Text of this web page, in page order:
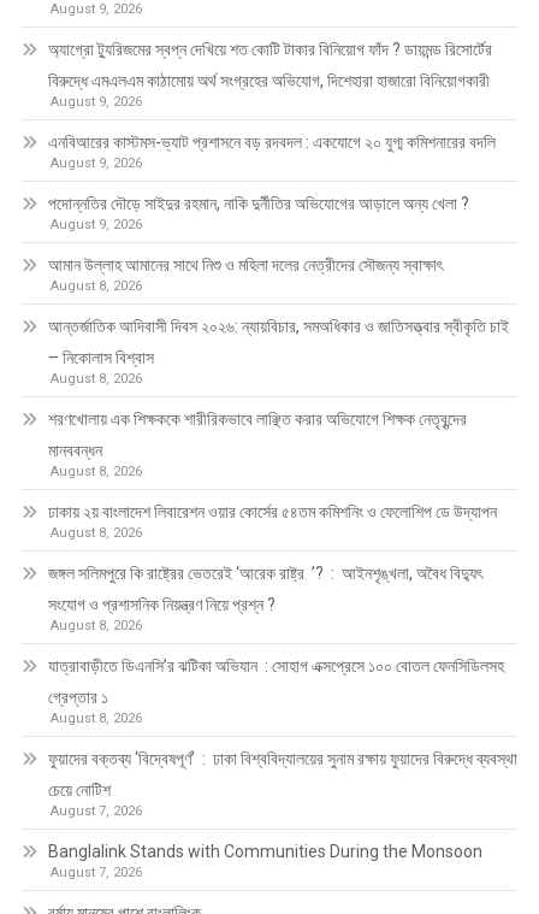
August 9, 2026
অ্যাগ্রো ট্যুরিজমের স্বপ্ন দেখিয়ে শত কোটি টাকার বিনিয়োগ ফাঁদ ? ডায়মন্ড রিসোর্টের
বিরুদ্ধে এমএলএম কাঠামোয় অর্থ সংগ্রহের অভিযোগ, দিশেহারা হাজারো বিনিয়োগকারী
August 9, 2026
এনবিআরের কাস্টমস-ভ্যাট প্রশাসনে বড় রদবদল : একযোগে ২০ যুগ্ম কমিশনারের বদলি
August 9, 2026
পদোন্নতির দৌড়ে সাইদুর রহমান, নাকি দুর্নীতির অভিযোগের আড়ালে অন্য খেলা ?
August 9, 2026
আমান উল্লাহ আমানের সাথে নিশু ও মহিলা দলের নেত্রীদের সৌজন্য স্বাক্ষাৎ
August 8, 2026
আন্তর্জাতিক আদিবাসী দিবস ২০২৬: ন্যায়বিচার, সমঅধিকার ও জাতিসত্ত্বার স্বীকৃতি চাই
– নিকোলাস বিশ্বাস
August 8, 2026
শরণখোলায় এক শিক্ষককে শারীরিকভাবে লাঞ্ছিত করার অভিযোগে শিক্ষক নেতৃবৃন্দের
মানববন্ধন
August 8, 2026
ঢাকায় ২য় বাংলাদেশ লিবারেশন ওয়ার কোর্সের ৫৪তম কমিশনিং ও ফেলোশিপ ডে উদ্‌যাপন
August 8, 2026
জঙ্গল সলিমপুরে কি রাষ্ট্রের ভেতরেই ‘আরেক রাষ্ট্র ’? : আইনশৃঙ্খলা, অবৈধ বিদ্যুৎ
সংযোগ ও প্রশাসনিক নিয়ন্ত্রণ নিয়ে প্রশ্ন ?
August 8, 2026
যাত্রাবাড়ীতে ডিএনসি’র ঝটিকা অভিযান : সোহাগ এক্সপ্রেসে ১০০ বোতল ফেনসিডিলসহ
গ্রেপ্তার ১
August 8, 2026
ফুয়াদের বক্তব্য ‘বিদ্বেষপূর্ণ’ : ঢাকা বিশ্ববিদ্যালয়ের সুনাম রক্ষায় ফুয়াদের বিরুদ্ধে ব্যবস্থা
চেয়ে নোটিশ
August 7, 2026
Banglalink Stands with Communities During the Monsoon
August 7, 2026